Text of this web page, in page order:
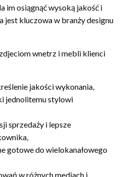
im osiągnąć wysoką jakość i
jest kluczowa w branży designu
wnetrz i mebli klienci
jakości wykonania,
jednolitemu stylowi
sprzedaży i lepsze
gotowe do wielokanałowego
w różnych mediach i